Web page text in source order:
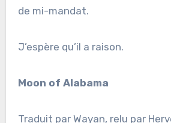
de mi-mandat.
J’espère qu’il a raison.
Moon of Alabama
Traduit par Wayan, relu par